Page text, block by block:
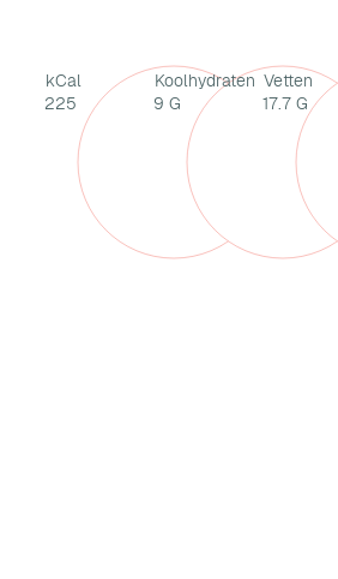
kCal
225
Koolhydraten
9 G
Vetten
17.7 G